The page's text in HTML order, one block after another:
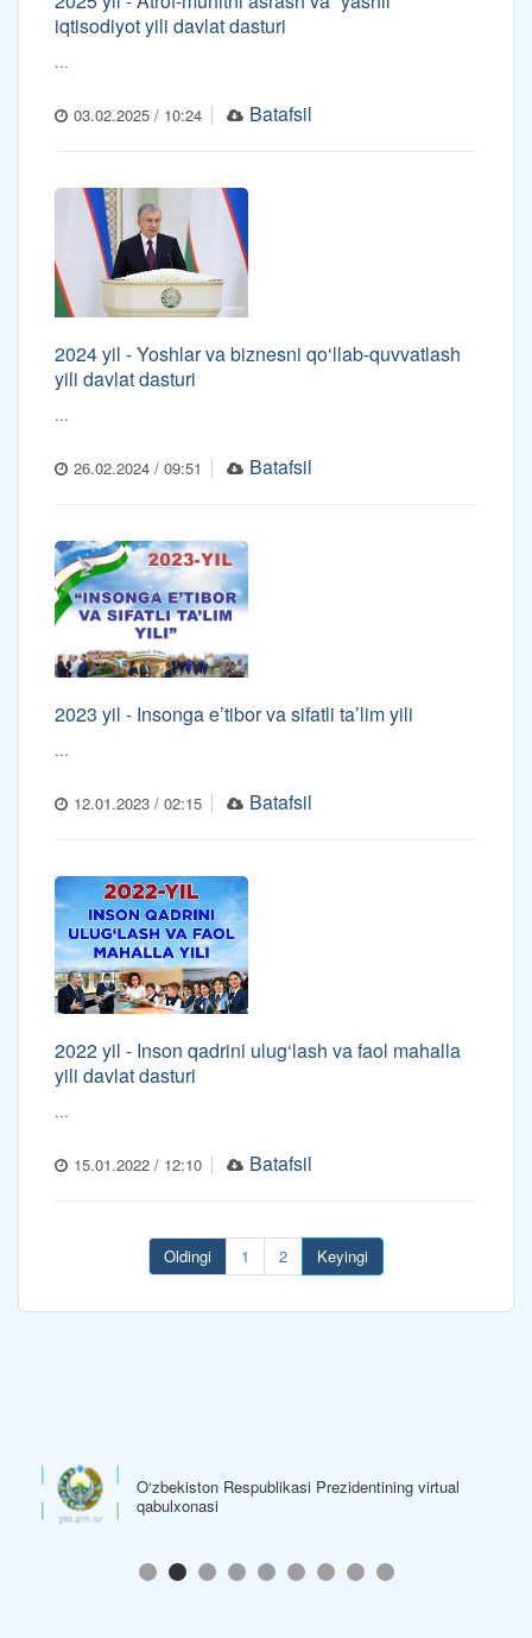
iqtisodiyot yili davlat dasturi
...
03.02.2025 / 10:24 Batafsil
2024 yil - Yoshlar va biznesni qo‘llab-quvvatlash
yili davlat dasturi
...
26.02.2024 / 09:51 Batafsil
2023 yil - Insonga e’tibor va sifatli ta’lim yili
...
12.01.2023 / 02:15 Batafsil
2022 yil - Inson qadrini ulug‘lash va faol mahalla
yili davlat dasturi
...
15.01.2022 / 12:10 Batafsil
Oldingi 1 2 Keyingi
O‘zbekiston Respublikasi Prezidentining virtual
qabulxonasi